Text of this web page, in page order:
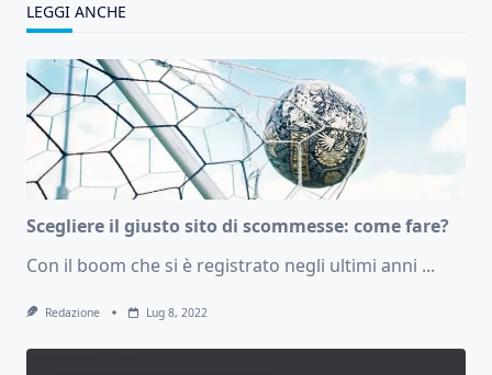
LEGGI ANCHE
Scegliere il giusto sito di scommesse: come fare?
Con il boom che si è registrato negli ultimi anni ...
Redazione Lug 8, 2022